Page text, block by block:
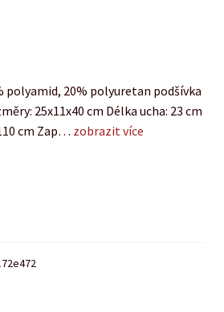
polyamid, 20% polyuretan podšívka
25x11x40 cm Délka ucha: 23 cm
cm Zap… zobrazit více